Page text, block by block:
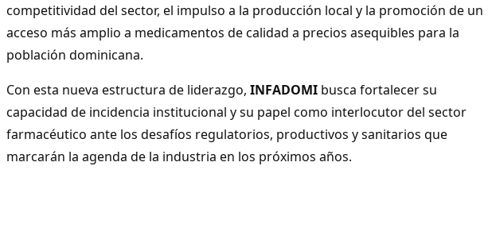
competitividad del sector, el impulso a la producción local y la promoción de un
acceso más amplio a medicamentos de calidad a precios asequibles para la
población dominicana.
Con esta nueva estructura de liderazgo, INFADOMI busca fortalecer su
capacidad de incidencia institucional y su papel como interlocutor del sector
farmacéutico ante los desafíos regulatorios, productivos y sanitarios que
marcarán la agenda de la industria en los próximos años.